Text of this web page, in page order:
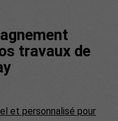
travaux de
et personnalisé pour